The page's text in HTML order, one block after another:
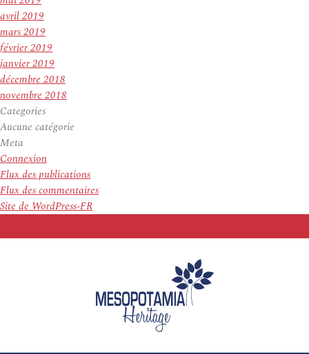
avril 2019
mars 2019
février 2019
janvier 2019
décembre 2018
novembre 2018
Categories
Aucune catégorie
Meta
Connexion
Flux des publications
Flux des commentaires
Site de WordPress-FR